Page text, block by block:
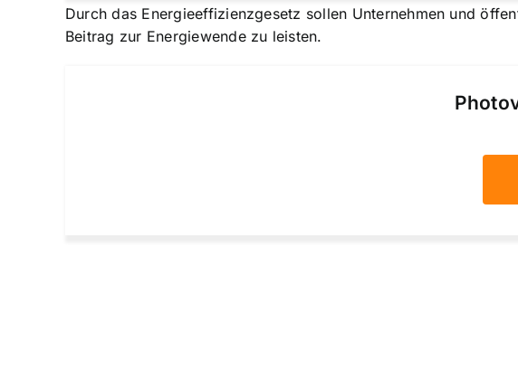
Durch das Energieeffizienzgesetz sollen Unternehmen und
Beitrag zur Energiewende zu leisten.